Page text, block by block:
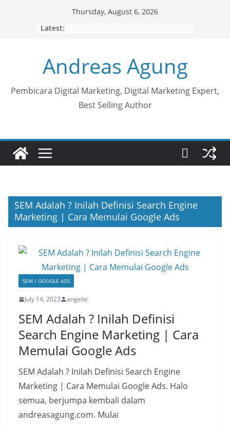
Thursday, August 6, 2026
Latest:
Andreas Agung
Pembicara Digital Marketing, Digital Marketing Expert,
Best Selling Author
SEM Adalah ? Inilah Definisi Search Engine
Marketing | Cara Memulai Google Ads
SEM / GOOGLE ADS
July 14, 2023 angelie
SEM Adalah ? Inilah Definisi
Search Engine Marketing | Cara
Memulai Google Ads
SEM Adalah ? Inilah Definisi Search Engine
Marketing | Cara Memulai Google Ads. Halo
semua, berjumpa kembali dalam
andreasagung.com. Mulai